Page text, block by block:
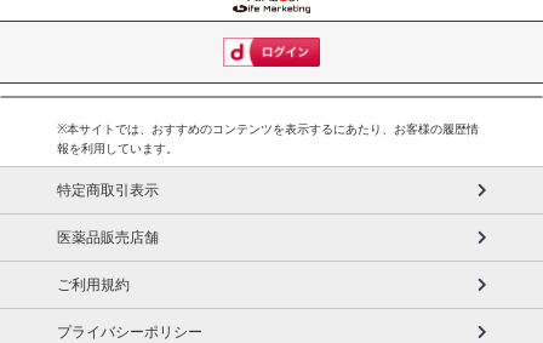
※本サイトでは、おすすめのコンテンツを表示するにあたり、お客様の履歴情
報を利用しています。
特定商取引表示
医薬品販売店舗
ご利用規約
プライバシーポリシー